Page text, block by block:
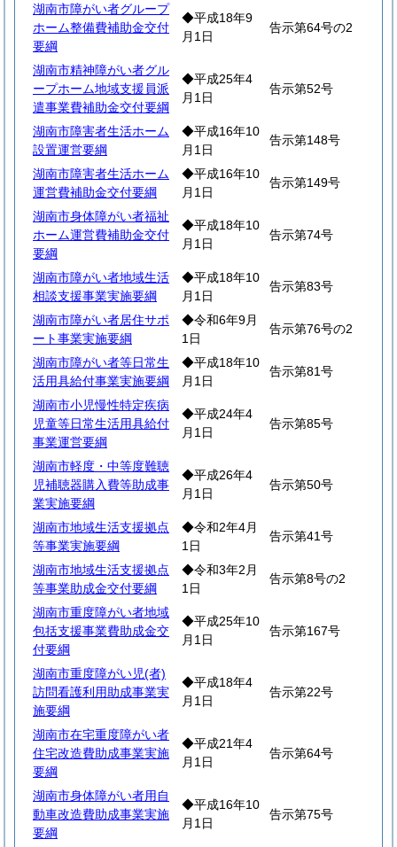
湖南市障がい者グループ
ホーム整備費補助金交付
要綱
◆平成18年9
月1日
告示第64号の2
湖南市精神障がい者グル
ープホーム地域支援員派
遣事業費補助金交付要綱
◆平成25年4
月1日
告示第52号
湖南市障害者生活ホーム
設置運営要綱
◆平成16年10
月1日
告示第148号
湖南市障害者生活ホーム
運営費補助金交付要綱
◆平成16年10
月1日
告示第149号
湖南市身体障がい者福祉
ホーム運営費補助金交付
要綱
◆平成18年10
月1日
告示第74号
湖南市障がい者地域生活
相談支援事業実施要綱
◆平成18年10
月1日
告示第83号
湖南市障がい者居住サポ
ート事業実施要綱
◆令和6年9月
1日
告示第76号の2
湖南市障がい者等日常生
活用具給付事業実施要綱
◆平成18年10
月1日
告示第81号
湖南市小児慢性特定疾病
児童等日常生活用具給付
事業運営要綱
◆平成24年4
月1日
告示第85号
湖南市軽度・中等度難聴
児補聴器購入費等助成事
業実施要綱
◆平成26年4
月1日
告示第50号
湖南市地域生活支援拠点
等事業実施要綱
◆令和2年4月
1日
告示第41号
湖南市地域生活支援拠点
等事業助成金交付要綱
◆令和3年2月
1日
告示第8号の2
湖南市重度障がい者地域
包括支援事業費助成金交
付要綱
◆平成25年10
月1日
告示第167号
湖南市重度障がい児(者)
訪問看護利用助成事業実
施要綱
◆平成18年4
月1日
告示第22号
湖南市在宅重度障がい者
住宅改造費助成事業実施
要綱
◆平成21年4
月1日
告示第64号
湖南市身体障がい者用自
動車改造費助成事業実施
要綱
◆平成16年10
月1日
告示第75号